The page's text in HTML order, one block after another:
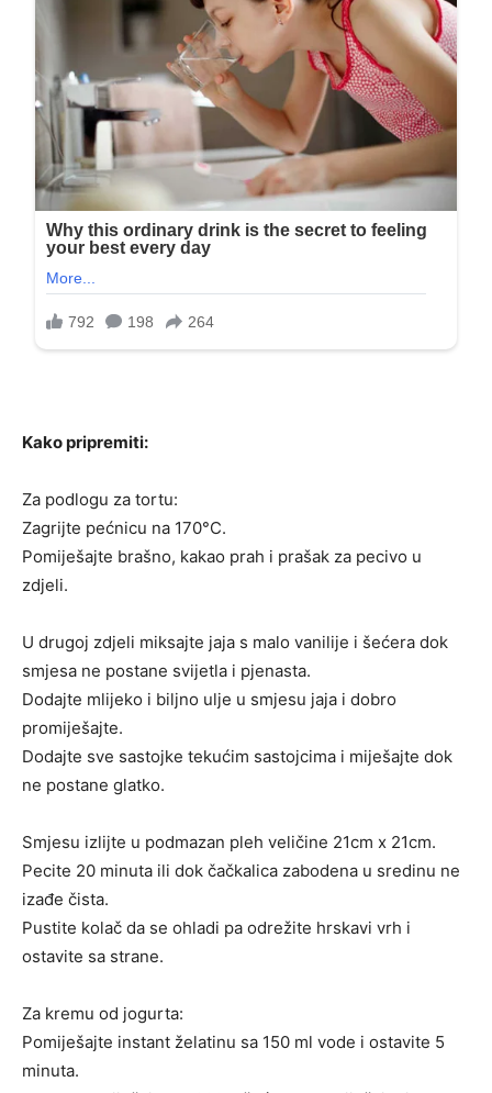
Kako pripremiti:
Za podlogu za tortu:
Zagrijte pećnicu na 170°C.
Pomiješajte brašno, kakao prah i prašak za pecivo u
zdjeli.
U drugoj zdjeli miksajte jaja s malo vanilije i šećera dok
smjesa ne postane svijetla i pjenasta.
Dodajte mlijeko i biljno ulje u smjesu jaja i dobro
promiješajte.
Dodajte sve sastojke tekućim sastojcima i miješajte dok
ne postane glatko.
Smjesu izlijte u podmazan pleh veličine 21cm x 21cm.
Pecite 20 minuta ili dok čačkalica zabodena u sredinu ne
izađe čista.
Pustite kolač da se ohladi pa odrežite hrskavi vrh i
ostavite sa strane.
Za kremu od jogurta:
Pomiješajte instant želatinu sa 150 ml vode i ostavite 5
minuta.